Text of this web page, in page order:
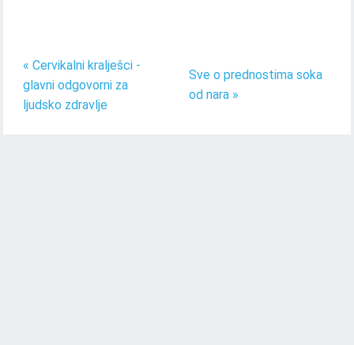
« Cervikalni kralješci -
glavni odgovorni za
ljudsko zdravlje
Sve o prednostima soka
od nara »